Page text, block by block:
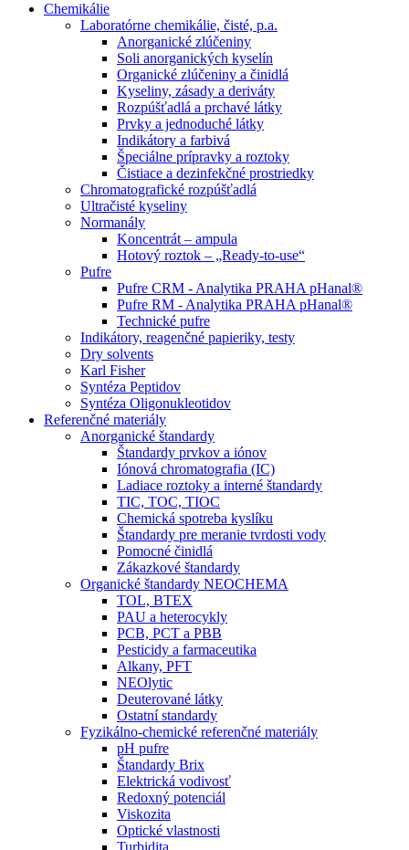
Chemikálie
Laboratórne chemikálie, čisté, p.a.
Anorganické zlúčeniny
Soli anorganických kyselín
Organické zlúčeniny a činidlá
Kyseliny, zásady a deriváty
Rozpúšťadlá a prchavé látky
Prvky a jednoduché látky
Indikátory a farbivá
Špeciálne prípravky a roztoky
Čistiace a dezinfekčné prostriedky
Chromatografické rozpúšťadlá
Ultračisté kyseliny
Normanály
Koncentrát – ampula
Hotový roztok – „Ready-to-use“
Pufre
Pufre CRM - Analytika PRAHA pHanal®
Pufre RM - Analytika PRAHA pHanal®
Technické pufre
Indikátory, reagenčné papieriky, testy
Dry solvents
Karl Fisher
Syntéza Peptidov
Syntéza Oligonukleotidov
Referenčné materiály
Anorganické štandardy
Štandardy prvkov a iónov
Iónová chromatografia (IC)
Ladiace roztoky a interné štandardy
TIC, TOC, TIOC
Chemická spotreba kyslíku
Štandardy pre meranie tvrdosti vody
Pomocné činidlá
Zákazkové štandardy
Organické štandardy NEOCHEMA
TOL, BTEX
PAU a heterocykly
PCB, PCT a PBB
Pesticidy a farmaceutika
Alkany, PFT
NEOlytic
Deuterované látky
Ostatní standardy
Fyzikálno-chemické referenčné materiály
pH pufre
Štandardy Brix
Elektrická vodivosť
Redoxný potenciál
Viskozita
Optické vlastnosti
Turbidita